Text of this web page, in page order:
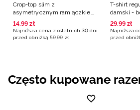
Crop-top slim z
asymetrycznym ramiączkiem
damski - beżowy
14,99 zł
Najniższa cena z ostatnich 30 dni
przed obniżką 59,99 zł
T-shirt
damski -
29,99 zł
Najniższa
przed
Często kupowane